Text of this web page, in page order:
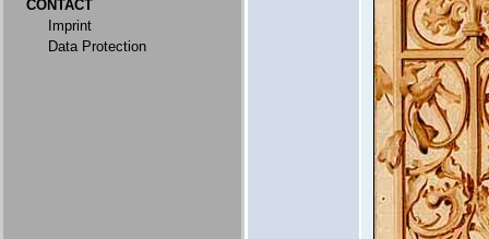
CONTACT
Imprint
Data Protection